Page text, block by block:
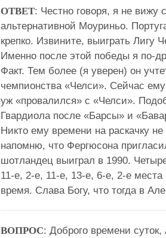
ОТВЕТ: Честно говоря, я не вижу
альтернативной Моуриньо.
крепко. Извините, выиграть Лигу
Именно после этой победы я по-
Факт. Тем более (я уверен) он
чемпионства «Челси». Сейчас
уж «провалился» с «Челси».
Гвардиола после «Барсы» и
Никто ему времени на раскачку
напомню, что Фергюсона
шотландец выиграл в 1990.
11-е, 2-е, 11-е, 13-е, 6-е, 2-е
время. Слава Богу, что тогда в
ВОПРОС: Доброго времени